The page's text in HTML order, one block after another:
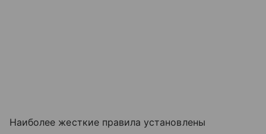
Наиболее жесткие правила установлены